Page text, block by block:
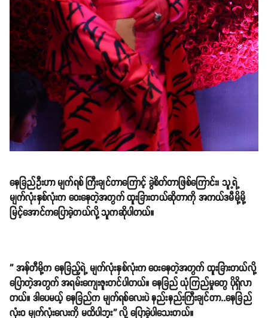
နေခြည်ဦးဟာ မျက်ရစ် ကြီးချင်တာကြောင့် ခွဲစိတ်တာဖြစ်ကြောင်း၊ သူ့ရဲ့
မျက်လုံးနှစ်လုံးက ဝေးနေတဲ့အတွက် ထူးခြားတယ်ဆိုတာကို အကယ်ဒမီမို့မို့
မြင့်အောင်ကပြောခဲ့တယ်လို့ သူကဆိုပါတယ်။
'' အန်တီမို့က နေခြည့်ရဲ့ မျက်လုံးနှစ်လုံးက ဝေးနေတဲ့အတွက် ထူးခြားတယ်လို့
ပြောတဲ့အတွက် အရမ်းကျေးဇူးတင်ပါတယ်။ နေခြည် ယုံကြည်မှုတွေ ပိုရှိလာ
တယ်။ ဒါပေမယ့် နေခြည်က မျက်ရစ်လေးပဲ နည်းနည်းကြီးချင်တာ..နေခြည်
လုံးဝ မျက်လုံးလေးကို မထိပါဘူး'' လို့ ပြောခဲ့ပါသေးတယ်။